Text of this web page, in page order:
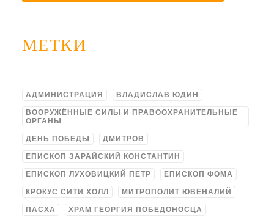
МЕТКИ
АДМИНИСТРАЦИЯ ВЛАДИСЛАВ ЮДИН
ВООРУЖЁННЫЕ СИЛЫ И ПРАВООХРАНИТЕЛЬНЫЕ
ОРГАНЫ
ДЕНЬ ПОБЕДЫ ДМИТРОВ
ЕПИСКОП ЗАРАЙСКИЙ КОНСТАНТИН
ЕПИСКОП ЛУХОВИЦКИЙ ПЕТР ЕПИСКОП ФОМА
КРОКУС СИТИ ХОЛЛ МИТРОПОЛИТ ЮВЕНАЛИЙ
ПАСХА ХРАМ ГЕОРГИЯ ПОБЕДОНОСЦА